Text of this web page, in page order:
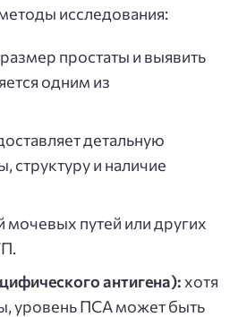
исследования:
простаты и выявить
одним из
детальную
структуру и наличие
путей или других
антигена):хотя
уровень ПСА может быть